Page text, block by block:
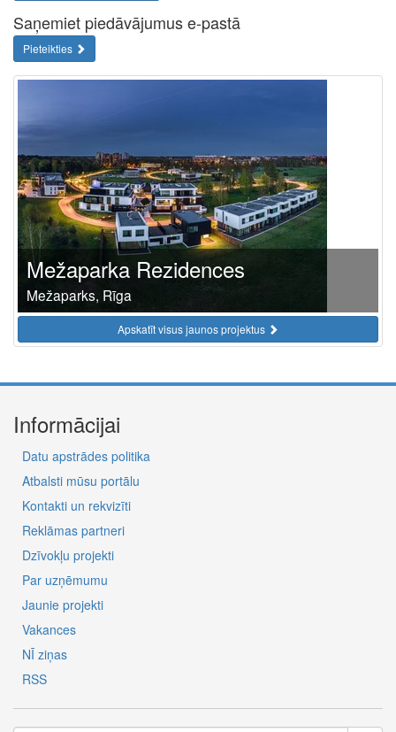
Saņemiet piedāvājumus e-pastā
Pieteikties
Mežaparka Rezidences
Mežaparks, Rīga
Apskatīt visus jaunos projektus
Informācijai
Datu apstrādes politika
Atbalsti mūsu portālu
Kontakti un rekvizīti
Reklāmas partneri
Dzīvokļu projekti
Par uzņēmumu
Jaunie projekti
Vakances
NĪ ziņas
RSS